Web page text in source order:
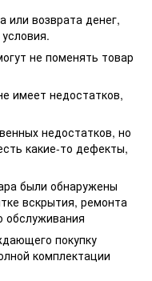
возврата денег,
не поменять товар
имеет недостатков,
недостатков, но
какие-то дефекты,
были обнаружены
вскрытия, ремонта
обслуживания
покупку
комплектации